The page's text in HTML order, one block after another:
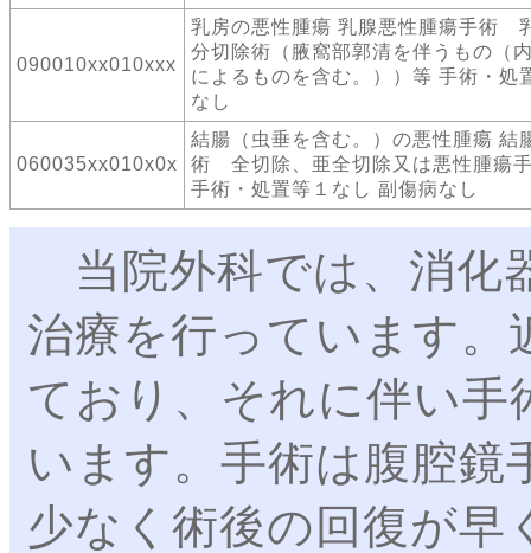
090010xx010xxx
乳房の悪性腫瘍 乳腺悪性腫瘍手術
分切除術（腋窩部郭清を伴うもの（
によるものを含む。））等 手術・処
なし
060035xx010x0x
結腸（虫垂を含む。）の悪性腫瘍 結
術 全切除、亜全切除又は悪性腫瘍
手術・処置等１なし 副傷病なし
当院外科では、消化
治療を行っています。
ており、それに伴い手
います。手術は腹腔鏡
少なく術後の回復が早